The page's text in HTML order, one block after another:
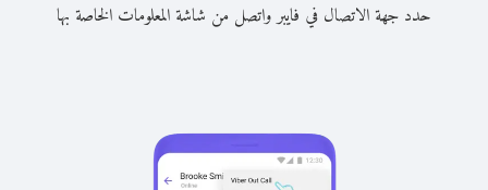
حدد جهة الاتصال في فايبر واتصل من شاشة المعلومات الخاصة بها